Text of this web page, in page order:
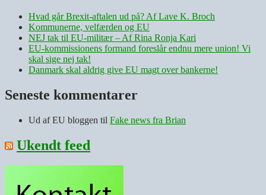
Hvad går Brexit-aftalen ud på? Af Lave K. Broch
Kommunerne, velfærden og EU
NEJ tak til EU-militær – Af Rina Ronja Kari
EU-kommissionens formand foreslår endnu mere union! Vi
skal sige nej tak!
Danmark skal aldrig give EU magt over bankerne!
Seneste kommentarer
Ud af EU bloggen til Fake news fra Brian
Ukendt feed